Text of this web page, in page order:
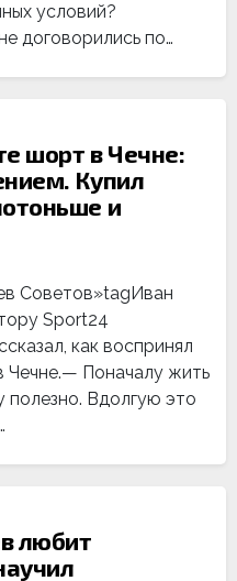
условий?
договорились по…
шорт в Чечне:
Купил
и
Советов»tagИван
Sport24
как воспринял
Чечне.— Поначалу жить
полезно. Вдолгую это
любит